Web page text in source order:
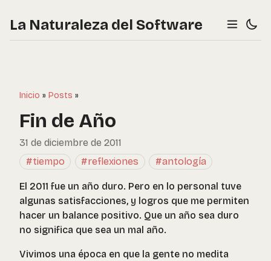
La Naturaleza del Software
Inicio » Posts »
Fin de Año
31 de diciembre de 2011
#tiempo
#reflexiones #antología
El 2011 fue un año duro. Pero en lo personal tuve
algunas satisfacciones, y logros que me permiten
hacer un balance positivo. Que un año sea duro
no significa que sea un mal año.
Vivimos una época en que la gente no medita